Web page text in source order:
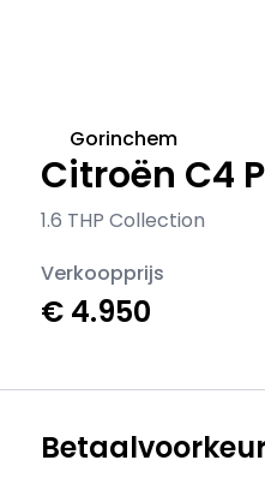
Citroën C4
1.6 THP Collection
Gorinchem
Verkoopprijs
€ 4.950